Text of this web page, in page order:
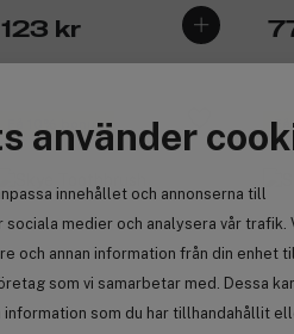
använder
innehållet och annonserna till
medier och analysera vår trafik.
och annan information från din enhet
som vi samarbetar med. Dessa
som du har tillhandahållit
123 kr
Få 10% bonus Få